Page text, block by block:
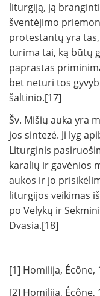
liturgiją, ją
šventėjimo
protestantų yra
turima tai, ką būtų
paprastas
bet neturi tos
šaltinio.[17]
Šv. Mišių auka yra
jos sintezė. Ji lyg
Liturginis
karalių ir gavėnios
aukos ir jo
liturgijos veikimas
po Velykų ir
Dvasia.[18]
[1] Homilija, Écône,
[2] Homilija, Écône,